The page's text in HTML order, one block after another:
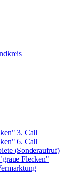
3. Call
6. Call
(Sonderaufruf)
Flecken"